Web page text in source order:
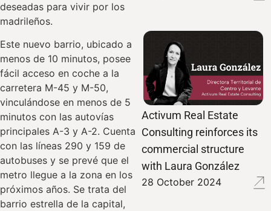
deseadas para vivir por los
madrileños.
Este nuevo barrio, ubicado a
menos de 10 minutos, posee
fácil acceso en coche a la
carretera M-45 y M-50,
vinculándose en menos de 5
minutos con las autovías
principales A-3 y A-2. Cuenta
con las líneas 290 y 159 de
autobuses y se prevé que el
metro llegue a la zona en los
próximos años. Se trata del
barrio estrella de la capital,
Activum Real Estate
Consulting reinforces its
commercial structure
with Laura González
28 October 2024